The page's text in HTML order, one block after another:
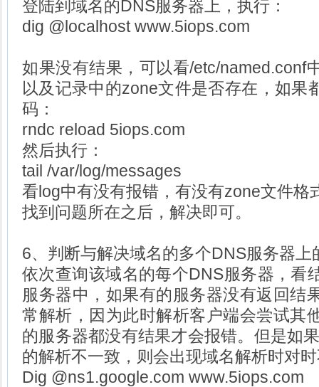
登陆到域名的DNS服务器上，执行：
dig @localhost www.5iops.com
如果没有结果，可以看/etc/named.conf
以及记录中的zone文件是否存在，如果
码：
rndc reload 5iops.com
然后执行：
tail /var/log/messages
看log中有没有报错，有没有zone文件格
找到问题所在之后，解决即可。
6、判断与解决域名的多个DNS服务器上
依次查询该域名的每个DNS服务器，看
服务器中，如果有的服务器没有返回结
常解析，因为此时解析客户端会尝试其
的服务器都没有结果才会报错。但是如
的解析不一致，则会出现域名解析时对
Dig @ns1.google.com www.5iops.com